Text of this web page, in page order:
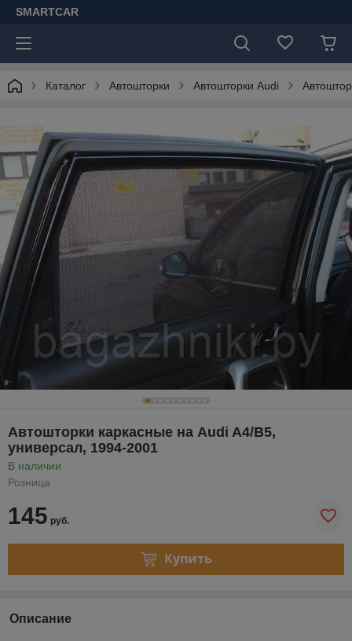
SMARTCAR
Каталог Автошторки Автошторки Audi
Автошторки каркасные на Audi A4/B5,
универсал, 1994-2001
В наличии
Розница
145 руб.
Купить
Описание